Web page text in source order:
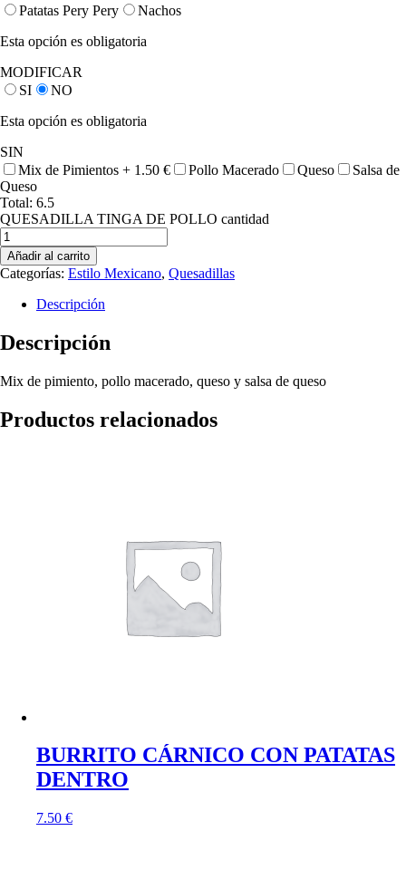
Patatas Pery Pery
Nachos
Esta opción es obligatoria
MODIFICAR
SI
NO
Esta opción es obligatoria
SIN
Mix de Pimientos + 1.50 € Pollo Macerado Queso
Salsa de
Queso
Total: 6.5
QUESADILLA TINGA DE POLLO cantidad
Añadir al carrito
Categorías: Estilo Mexicano, Quesadillas
Descripción
Descripción
Mix de pimiento, pollo macerado, queso y salsa de queso
Productos relacionados
BURRITO CÁRNICO CON PATATAS
DENTRO
7.50 €